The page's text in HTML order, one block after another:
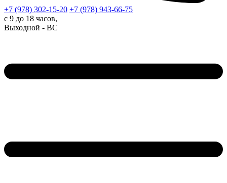
+7 (978) 302-15-20 +7 (978) 943-66-75
с 9 до 18 часов,
Выходной - ВС